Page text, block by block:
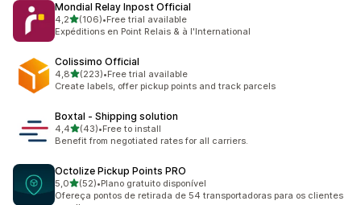
Mondial Relay Inpost Official
4,2de 5 estrelas
(106)
106 avaliações ao todo
•Free trial available
Expéditions en Point Relais & à l'International
Colissimo Official
4,8de 5 estrelas
(223)
223 avaliações ao todo
•Free trial available
Create labels, offer pickup points and track parcels
Boxtal ‑ Shipping solution
4,4de 5 estrelas
(43)
43 avaliações ao todo
•Free to install
Benefit from negotiated rates for all carriers.
Octolize Pickup Points PRO
5,0de 5 estrelas
(52)
52 avaliações ao todo
•Plano gratuito disponível
Ofereça pontos de retirada de 54 transportadoras para os clientes